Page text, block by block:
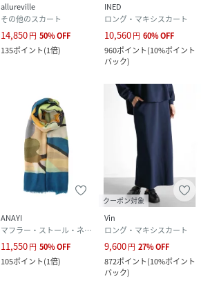
allureville
その他のスカート
14,850円 50%OFF
135ポイント(1倍)
INED
ロング・マキシスカート
10,560円 60%OFF
960ポイント(10%ポイント
バック)
ANAYI
マフラー・ストール・ネックウォーマー
11,550円 50%OFF
105ポイント(1倍)
クーポン対象
Vin
ロング・マキシスカート
9,600円 27%OFF
872ポイント(10%ポイント
バック)